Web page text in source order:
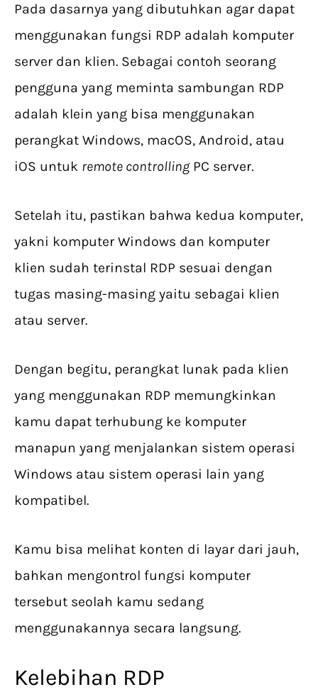
Pada dasarnya yang dibutuhkan agar dapat
menggunakan fungsi RDP adalah komputer
server dan klien. Sebagai contoh seorang
pengguna yang meminta sambungan RDP
adalah klein yang bisa menggunakan
perangkat Windows, macOS, Android, atau
iOS untuk remote controllingPC server.
Setelah itu, pastikan bahwa kedua komputer,
yakni komputer Windows dan komputer
klien sudah terinstal RDP sesuai dengan
tugas masing-masing yaitu sebagai klien
atau server.
Dengan begitu, perangkat lunak pada klien
yang menggunakan RDP memungkinkan
kamu dapat terhubung ke komputer
manapun yang menjalankan sistem operasi
Windows atau sistem operasi lain yang
kompatibel.
Kamu bisa melihat konten di layar dari jauh,
bahkan mengontrol fungsi komputer
tersebut seolah kamu sedang
menggunakannya secara langsung.
Kelebihan RDP